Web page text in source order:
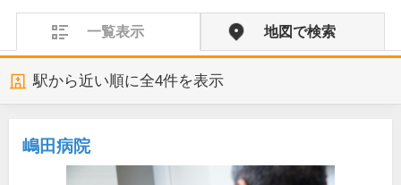
一覧表示 地図で検索
駅から近い順に全4件を表示
嶋田病院